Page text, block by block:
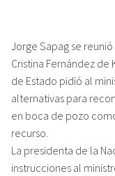
Jorge Sapag se
Cristina Fernández
de Estado pidió al
alternativas para
en boca de pozo
recurso.
La presidenta de la
instrucciones al